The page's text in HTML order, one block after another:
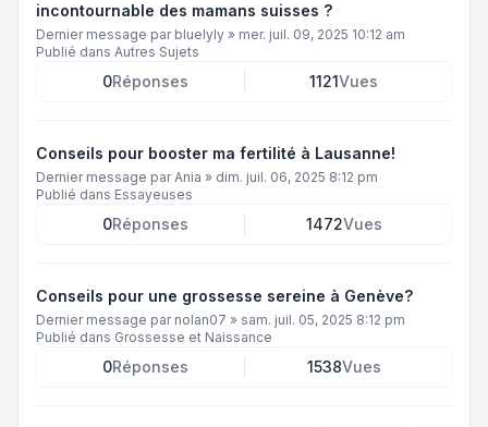
incontournable des mamans suisses ?
Dernier message par bluelyly » mer. juil. 09, 2025 10:12 am
Publié dans Autres Sujets
0Réponses 1121Vues
Conseils pour booster ma fertilité à Lausanne!
Dernier message parAnia » dim. juil. 06, 2025 8:12 pm
Publié dans Essayeuses
0Réponses 1472Vues
Conseils pour une grossesse sereine à Genève?
Dernier message par nolan07 » sam. juil. 05, 2025 8:12 pm
Publié dans Grossesse et Naissance
0Réponses 1538Vues